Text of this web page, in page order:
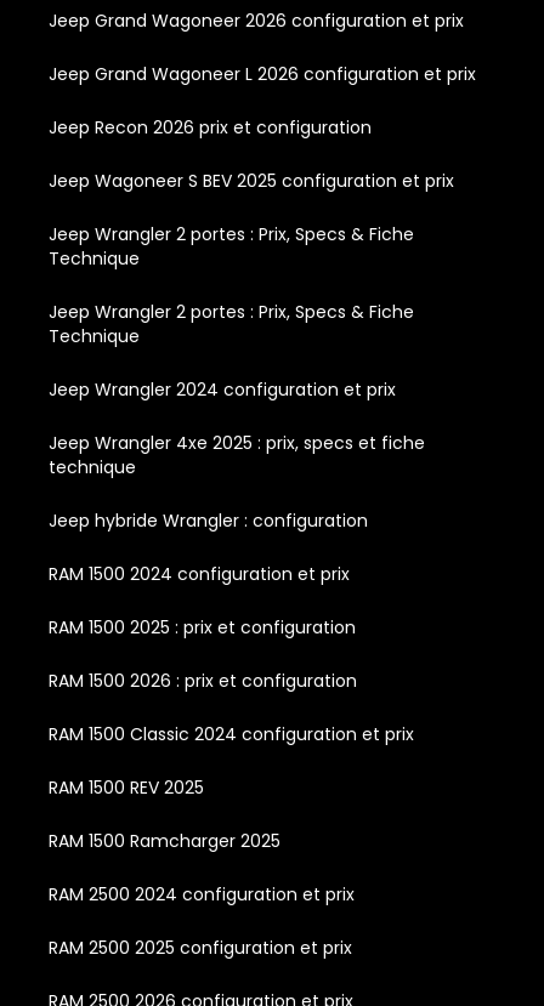
Jeep Grand Wagoneer 2026 configuration et prix
Jeep Grand Wagoneer L 2026 configuration et prix
Jeep Recon 2026 prix et configuration
Jeep Wagoneer S BEV 2025 configuration et prix
Jeep Wrangler 2 portes : Prix, Specs & Fiche
Technique
Jeep Wrangler 2 portes : Prix, Specs & Fiche
Technique
Jeep Wrangler 2024 configuration et prix
Jeep Wrangler 4xe 2025 : prix, specs et fiche
technique
Jeep hybride Wrangler : configuration
RAM 1500 2024 configuration et prix
RAM 1500 2025 : prix et configuration
RAM 1500 2026 : prix et configuration
RAM 1500 Classic 2024 configuration et prix
RAM 1500 REV 2025
RAM 1500 Ramcharger 2025
RAM 2500 2024 configuration et prix
RAM 2500 2025 configuration et prix